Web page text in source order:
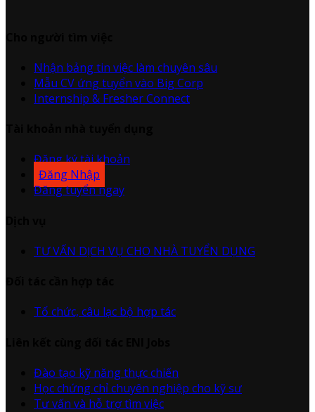
Nhận bảng tin việc làm chuyên sâu
Mẫu CV ứng tuyển vào Big Corp
Internship & Fresher Connect
Đăng ký tài khoản
Đăng Nhập
Đăng tuyển ngay
TƯ VẤN DỊCH VỤ CHO NHÀ TUYỂN DỤNG
Tổ chức, câu lạc bộ hợp tác
Đào tạo kỹ năng thực chiến
Học chứng chỉ chuyên nghiệp cho kỹ sư
Tư vấn và hỗ trợ tìm việc